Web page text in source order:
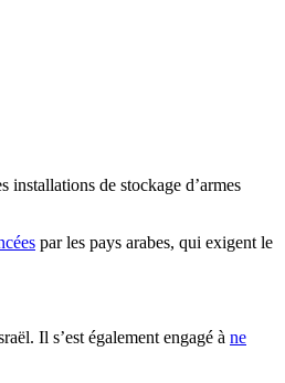
installations de stockage d’armes
par les pays arabes, qui exigent le
Il s’est également engagé à ne